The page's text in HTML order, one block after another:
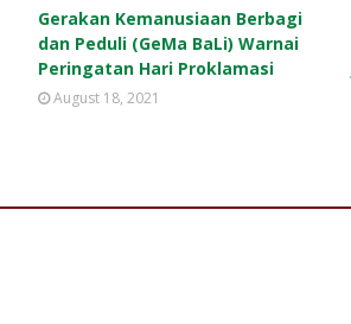
Gerakan Kemanusiaan Berbagi
dan Peduli (GeMa BaLi) Warnai
Peringatan Hari Proklamasi
August 18, 2021